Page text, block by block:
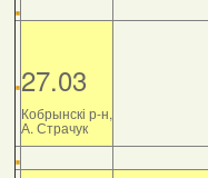
27.03
Кобрынскі р-н,
А. Страчук